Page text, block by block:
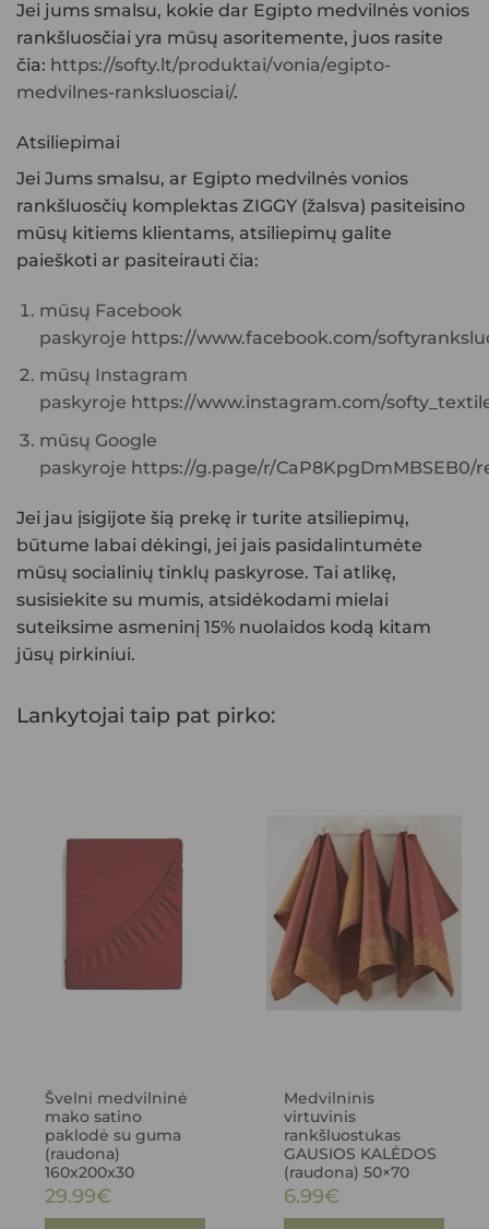
Jei jums smalsu, kokie dar Egipto medvilnės vonios
rankšluosčiai yra mūsų asoritemente, juos rasite
čia: https://softy.lt/produktai/vonia/egipto-
medvilnes-ranksluosciai/.
Atsiliepimai
Jei Jums smalsu, ar Egipto medvilnės vonios
rankšluosčių komplektas ZIGGY (žalsva) pasiteisino
mūsų kitiems klientams, atsiliepimų galite
paieškoti ar pasiteirauti čia:
mūsų Facebook
paskyroje https://www.facebook.com/
mūsų Instagram
paskyroje https://www.instagram.com/
mūsų Google
paskyroje https://g.page/r/CaP8KpgDmMBSEB0/
Jei jau įsigijote šią prekę ir turite atsiliepimų,
būtume labai dėkingi, jei jais pasidalintumėte
mūsų socialinių tinklų paskyrose. Tai atlikę,
susisiekite su mumis, atsidėkodami mielai
suteiksime asmeninį 15% nuolaidos kodą kitam
jūsų pirkiniui.
Lankytojai taip pat pirko:
Švelni medvilninė
mako satino
paklodė su guma
(raudona)
160x200x30
29.99€
Medvilninis
virtuvinis
rankšluostukas
GAUSIOS KALĖDOS
(raudona) 50×70
6.99€